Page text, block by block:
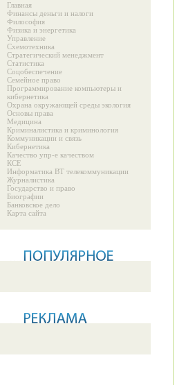
Главная
Финансы деньги и налоги
Философия
Физика и энергетика
Управление
Схемотехника
Стратегический менеджмент
Статистика
Соцобеспечение
Семейное право
Программирование компьютеры и
кибернетика
Охрана окружающей среды экология
Основы права
Медицина
Криминалистика и криминология
Коммуникации и связь
Кибернетика
Качество упр-е качеством
КСЕ
Информатика ВТ телекоммуникации
Журналистика
Государство и право
Биографии
Банковское дело
Карта сайта